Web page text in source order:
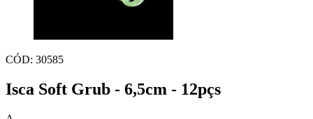
CÓD: 30585
Isca Soft Grub - 6,5cm - 12pçs